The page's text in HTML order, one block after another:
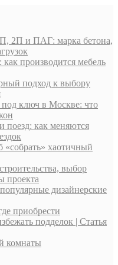
2П и ПАГ: марка бетона,
производится мебель
подход к выбору
под ключ в Москве: что
поезд: как меняются
«собрать» хаотичный
выбор
проекта
дизайнерские
приобрести
подделок | Статья
комнаты